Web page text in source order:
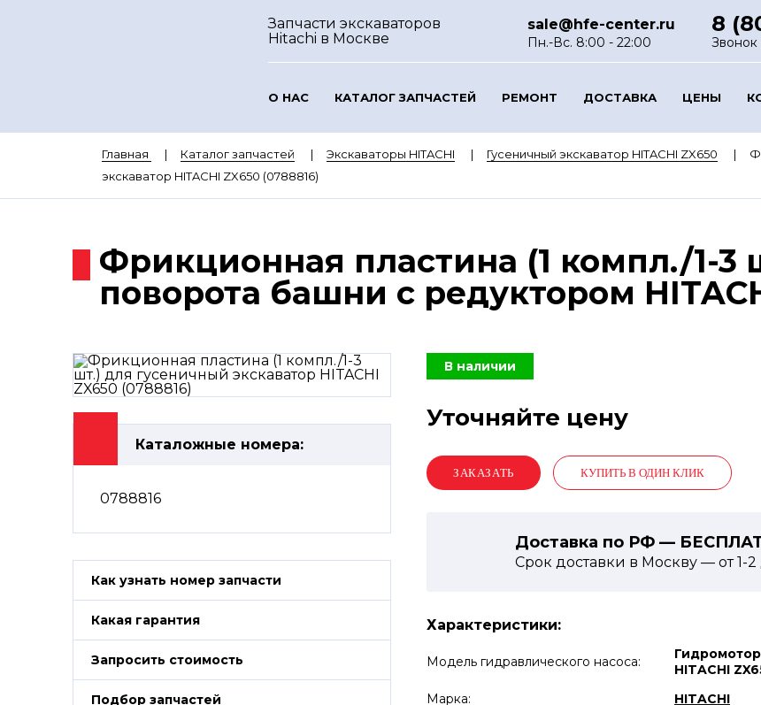
Запчасти экскаваторов
Hitachi в Москве
sale@hfe-center.ru
Пн.-Вс. 8:00 - 22:00
8
Звонок
О НАС КАТАЛОГ ЗАПЧАСТЕЙ РЕМОНТ ДОСТАВКА ЦЕНЫ
Главная Каталог запчастей Экскаваторы HITACHI Гусеничный экскаватор HITACHI ZX650
экскаватор HITACHI ZX650 (0788816)
Фрикционная пластина (1 компл./1-3
поворота башни с редуктором
Каталожные номера:
0788816
Как узнать номер запчасти
Какая гарантия
Запросить стоимость
Подбор запчастей
В наличии
Уточняйте цену
КУПИТЬ В ОДИН КЛИК
Доставка по РФ —
Срок доставки в Москву — от1-2
Характеристики:
Модель гидравлического насоса:
HITACHI
Марка:
HITACHI